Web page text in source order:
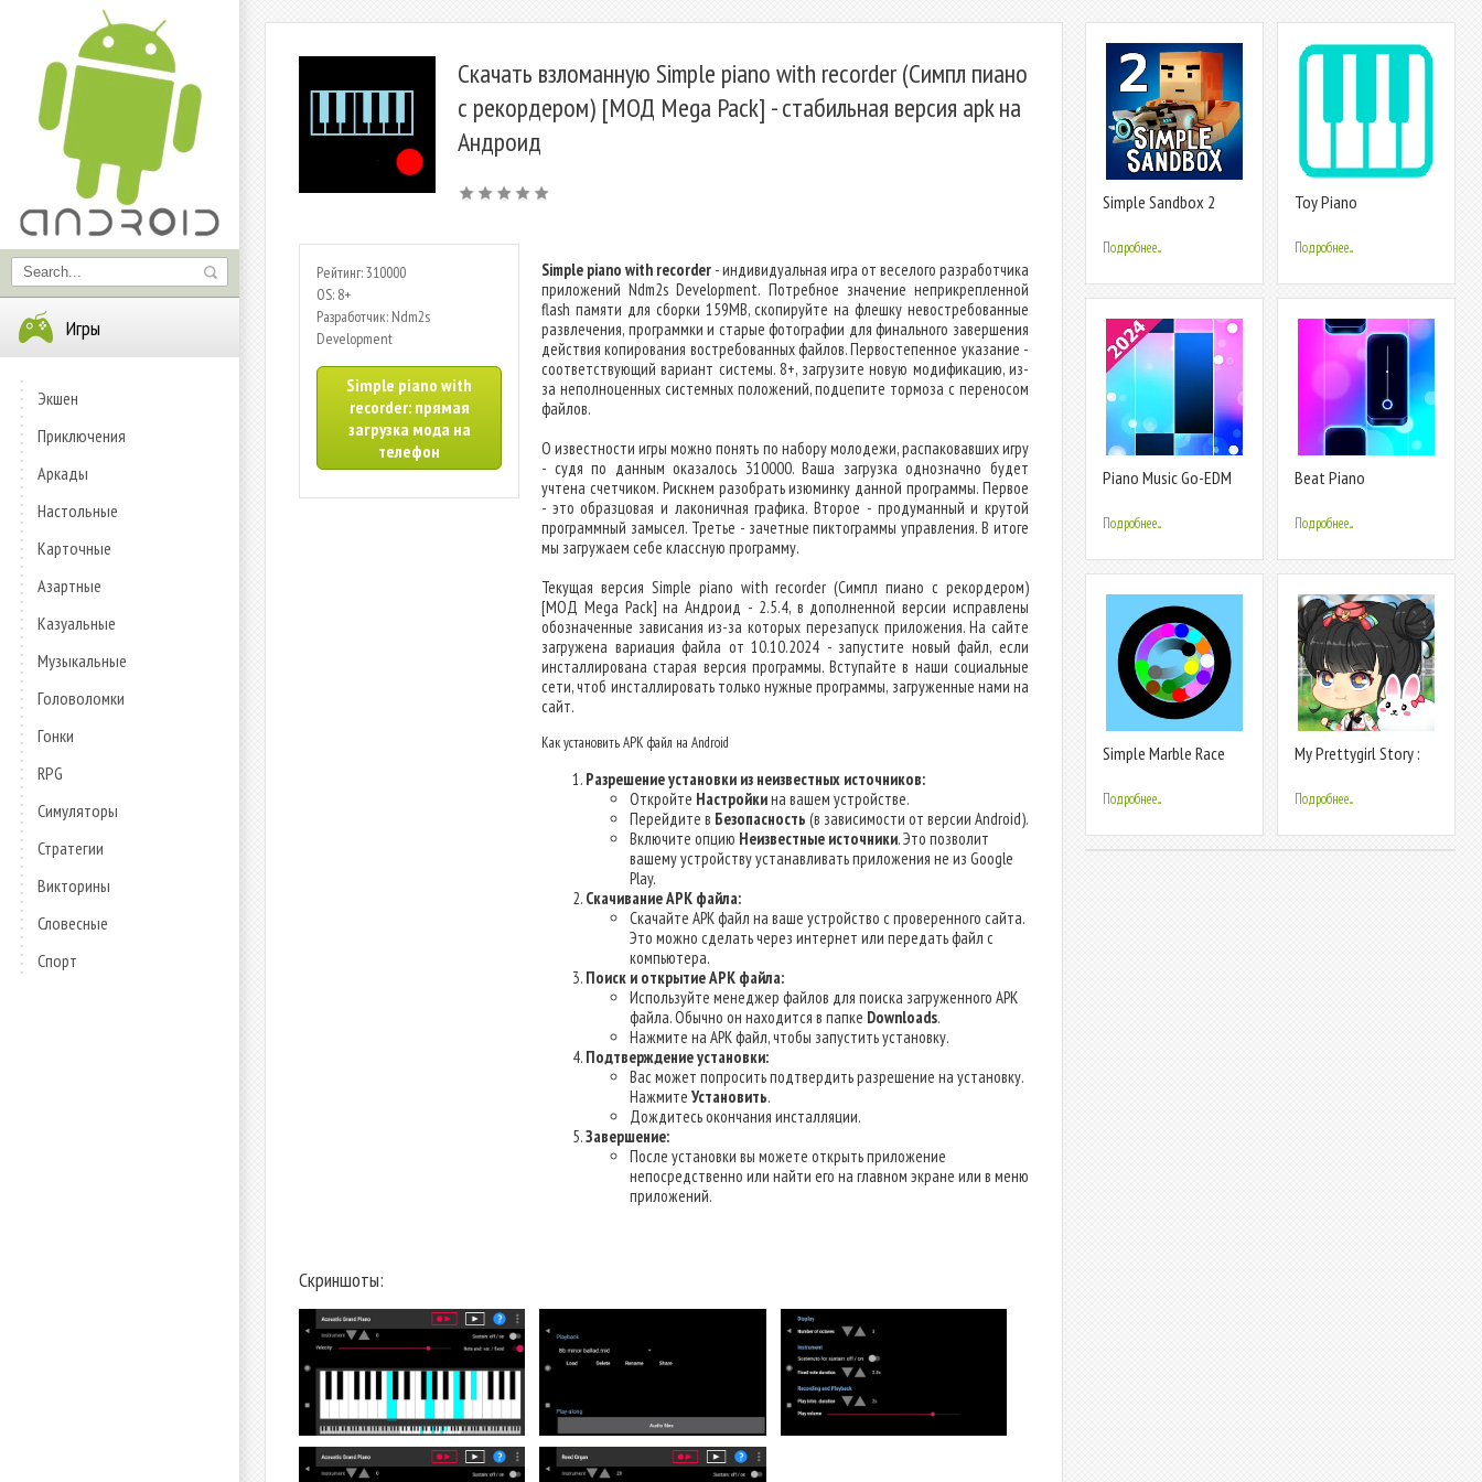
Игры
Экшен
Приключения
Аркады
Настольные
Карточные
Азартные
Казуальные
Музыкальные
Головоломки
Гонки
RPG
Симуляторы
Стратегии
Викторины
Словесные
Спорт
Скачать взломанную Simple piano with recorder (Симпл пиано
с рекордером) [МОД Mega Pack] - стабильная версия apk на
Андроид
Рейтинг: 310000
OS: 8+
Разработчик: Ndm2s
Development
Simple piano with
recorder: прямая
загрузка мода на
телефон
Simple piano with recorder - индивидуальная игра от веселого разработчика
приложений Ndm2s Development. Потребное значение неприкрепленной
flash памяти для сборки 159MB, скопируйте на флешку невостребованные
развлечения, программки и старые фотографии для финального завершения
действия копирования востребованных файлов. Первостепенное указание -
соответствующий вариант системы. 8+, загрузите новую модификацию, из-
за неполноценных системных положений, подцепите тормоза с переносом
файлов.
О известности игры можно понять по набору молодежи, распаковавших игру
- судя по данным оказалось 310000. Ваша загрузка однозначно будет
учтена счетчиком. Рискнем разобрать изюминку данной программы. Первое
- это образцовая и лаконичная графика. Второе - продуманный и крутой
программный замысел. Третье - зачетные пиктограммы управления. В итоге
мы загружаем себе классную программу.
Текущая версия Simple piano with recorder (Симпл пиано с рекордером)
[МОД Mega Pack] на Андроид - 2.5.4, в дополненной версии исправлены
обозначенные зависания из-за которых перезапуск приложения. На сайте
загружена вариация файла от 10.10.2024 - запустите новый файл, если
инсталлирована старая версия программы. Вступайте в наши социальные
сети, чтоб инсталлировать только нужные программы, загруженные нами на
сайт.
Как установить APK файл на Android
Разрешение установки из неизвестных источников:
Откройте Настройкина вашем устройстве.
Перейдите в Безопасность (в зависимости от версии Android).
Включите опцию Неизвестные источники. Это позволит
вашему устройству устанавливать приложения не из Google
Play.
Скачивание APK файла:
Скачайте APK файл на ваше устройство с проверенного сайта.
Это можно сделать через интернет или передать файл с
компьютера.
Поиск и открытие APK файла:
Используйте менеджер файлов для поиска загруженного APK
файла. Обычно он находится в папке Downloads.
Нажмите на APK файл, чтобы запустить установку.
Подтверждение установки:
Вас может попросить подтвердить разрешение на установку.
Нажмите Установить.
Дождитесь окончания инсталляции.
Завершение:
После установки вы можете открыть приложение
непосредственно или найти его на главном экране или в меню
приложений.
Скриншоты:
Simple Sandbox 2
Подробнее...
Toy Piano
Подробнее...
Piano Music Go-EDM
Подробнее...
Beat Piano
Подробнее...
Simple Marble Race
Подробнее...
My Prettygirl Story :
Подробнее...